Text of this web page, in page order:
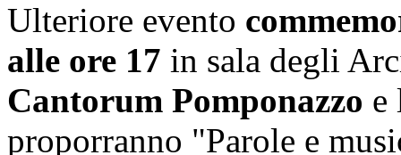
Ulteriore evento
alle ore 17 in sala degli
Cantorum Pomponazzo e
proporranno "Parole e